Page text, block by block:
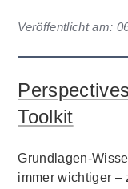
Veröffentlicht am:
Toolkit
Grundlagen-
immer wichtiger –